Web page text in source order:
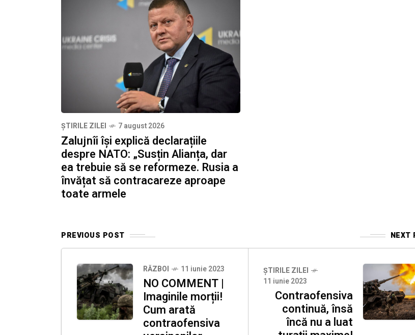
ȘTIRILE ZILEI 7 august 2026
Zalujnîi își explică declarațiile
despre NATO: „Susțin Alianța, dar
ea trebuie să se reformeze. Rusia a
învățat să contracareze aproape
toate armele
PREVIOUS POST NEXT
RĂZBOI 11 iunie 2023
NO COMMENT |
Imaginile morții!
Cum arată
contraofensiva
ȘTIRILE ZILEI
11 iunie 2023
Contraofensiva
continuă, însă
încă nu a luat